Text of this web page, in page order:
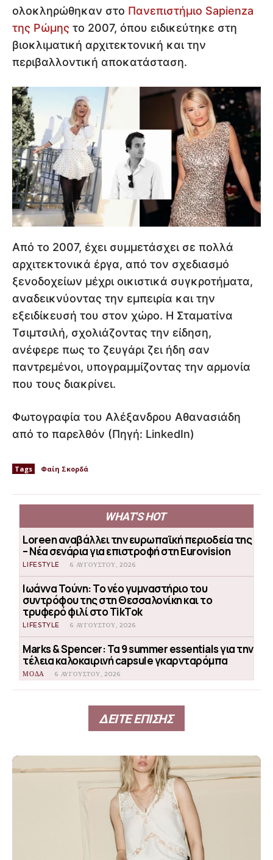
ολοκληρώθηκαν στο Πανεπιστήμιο Sapienza
της Ρώμης το 2007, όπου ειδικεύτηκε στη
βιοκλιματική αρχιτεκτονική και την
περιβαλλοντική αποκατάσταση.
Από το 2007, έχει συμμετάσχει σε πολλά
αρχιτεκτονικά έργα, από τον σχεδιασμό
ξενοδοχείων μέχρι οικιστικά συγκροτήματα,
αναδεικνύοντας την εμπειρία και την
εξειδίκευσή του στον χώρο. Η Σταματίνα
Τσιμτσιλή, σχολιάζοντας την είδηση,
ανέφερε πως το ζευγάρι ζει ήδη σαν
παντρεμένοι, υπογραμμίζοντας την αρμονία
που τους διακρίνει.
Φωτογραφία του Αλέξανδρου Αθανασιάδη
από το παρελθόν (Πηγή: LinkedIn)
Tags Φαίη Σκορδά
WHAT'S HOT
Loreen αναβάλλει την ευρωπαϊκή περιοδεία της
– Νέα σενάρια για επιστροφή στη Eurovision
LIFESTYLE 6 ΑΥΓΟΎΣΤΟΥ, 2026
Ιωάννα Τούνη: Το νέο γυμναστήριο του
συντρόφου της στη Θεσσαλονίκη και το
τρυφερό φιλί στο TikTok
LIFESTYLE 6 ΑΥΓΟΎΣΤΟΥ, 2026
Marks & Spencer: Τα 9 summer essentials για την
τέλεια καλοκαιρινή capsule γκαρνταρόμπα
ΜΟΔΑ 6 ΑΥΓΟΎΣΤΟΥ, 2026
ΔΕΙΤΕ ΕΠΙΣΗΣ